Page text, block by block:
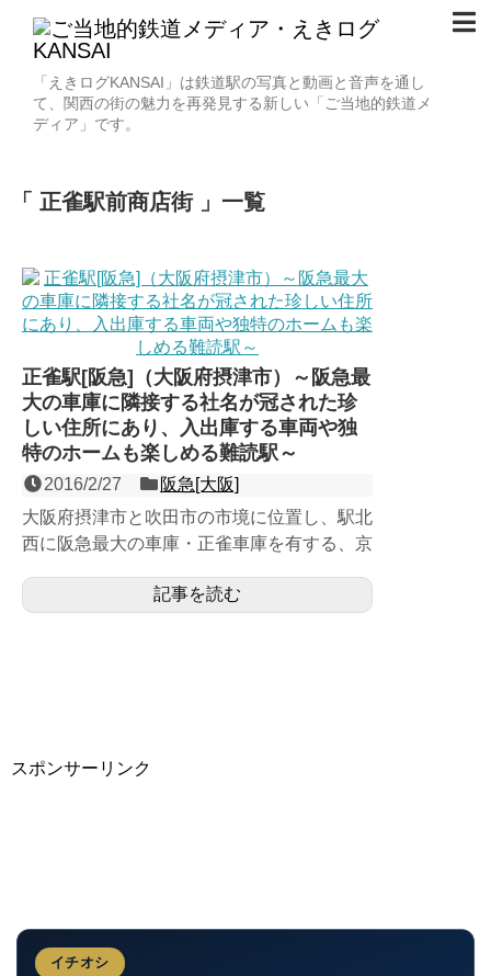
「えきログKANSAI」は鉄道駅の写真と動画と音声を通し
て、関西の街の魅力を再発見する新しい「ご当地的鉄道メ
ディア」です。
正雀駅前商店街 一覧
正雀駅[阪急]（大阪府摂津市）～阪急最
大の車庫に隣接する社名が冠された珍
しい住所にあり、入出庫する車両や独
特のホームも楽しめる難読駅～
2016/2/27
阪急[大阪]
大阪府摂津市と吹田市の市境に位置し、駅北
西に阪急最大の車庫・正雀車庫を有する、京
る正雀川に因んで名づ...
記事を読む
スポンサーリンク
イチオシ